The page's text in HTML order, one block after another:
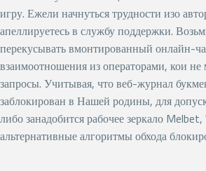
игру. Ежели начнуться трудности изо
апеллируетесь в службу поддержки.
перекусывать вмонтированный онлайн-
взаимоотношения из операторами, кои не
запросы. Учитывая, что веб-журнал
заблокирован в Нашей родины, для
либо занадобится рабочее зеркало
альтернативные алгоритмы обхода